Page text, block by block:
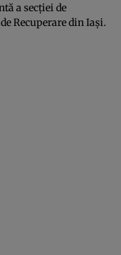
a secţiei de
Recuperare din Iaşi.